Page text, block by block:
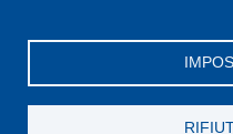
Facebook
X YouTube